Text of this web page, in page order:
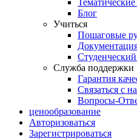
Блог
Учиться
Пошаговые
Служба поддержки
Гарантия
Связаться с
Вопросы-
ценообразование
Авторизоваться
Зарегистрироваться